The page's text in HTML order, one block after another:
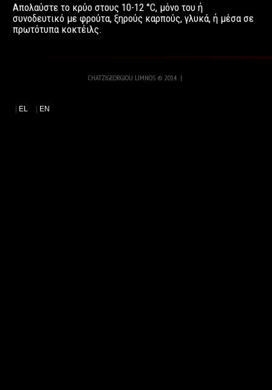
Απολαύστε το κρύο στους 10-12 °C, μόνο του ή
συνοδευτικό με φρούτα, ξηρούς καρπούς, γλυκά, ή μέσα σε
πρωτότυπα κοκτέιλς.
CHATZIGEORGIOU LIMNOS © 2014
| EL | EN